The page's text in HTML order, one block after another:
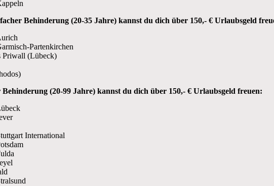
Behinderung (20-35 Jahre) kannst du dich über 150,- € Urlaubsgeld
Partenkirchen
Priwall (Lübeck)
(20-99 Jahre) kannst du dich über 150,- € Urlaubsgeld freuen:
International